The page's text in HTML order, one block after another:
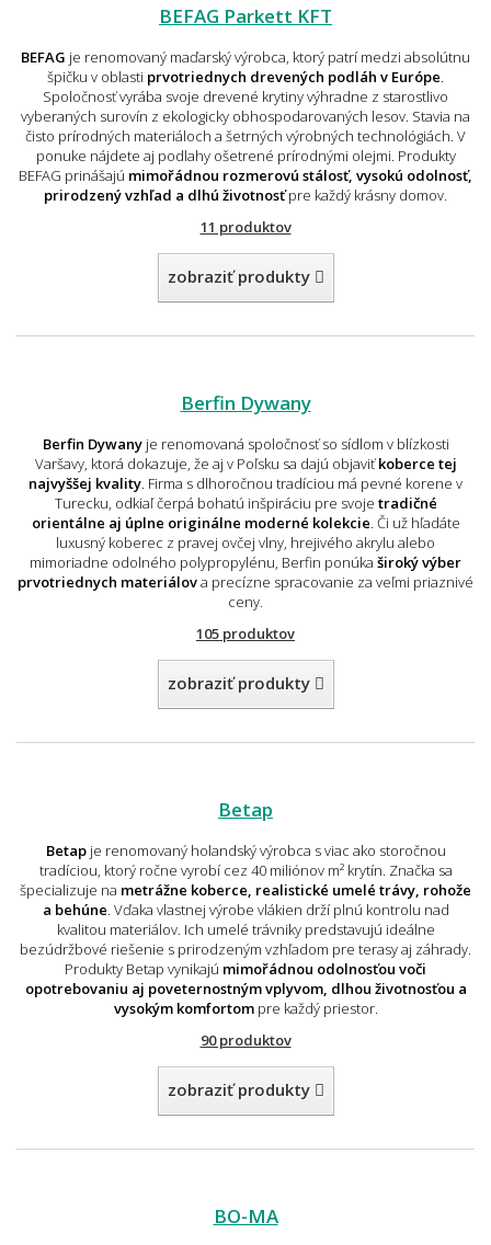
BEFAG Parkett KFT
BEFAG je renomovaný maďarský výrobca, ktorý patrí medzi absolútnu
špičku v oblasti prvotriednych drevených podláh v Európe
Spoločnosť vyrába svoje drevené krytiny výhradne z starostlivo
vyberaných surovín z ekologicky obhospodarovaných lesov. Stavia na
čisto prírodných materiáloch a šetrných výrobných technológiách. V
ponuke nájdete aj podlahy ošetrené prírodnými olejmi. Produkty
BEFAG prinášajú mimořádnou rozmerovú stálosť, vysokú odolnosť,
prirodzený vzhľad a dlhú životnosťpre každý krásny domov.
11 produktov
zobraziť produkty
Berfin Dywany
Berfin Dywanyje renomovaná spoločnosť so sídlom v blízkosti
Varšavy, ktorá dokazuje, že aj v Poľsku sa dajú objaviťkoberce tej
najvyššej kvality . Firma s dlhoročnou tradíciou má pevné korene v
Turecku, odkiaľ čerpá bohatú inšpiráciu pre svoje tradičné
orientálne aj úplne originálne moderné kolekcie . Či už hľadáte
luxusný koberec z pravej ovčej vlny, hrejivého akrylu alebo
mimoriadne odolného polypropylénu, Berfin ponúka široký výber
prvotriednych materiálova precízne spracovanie za veľmi priaznivé
ceny.
105 produktov
zobraziť produkty
Betap
Betapje renomovaný holandský výrobca s viac ako storočnou
tradíciou, ktorý ročne vyrobí cez 40 miliónov m² krytín. Značka sa
špecializuje na metrážne koberce, realistické umelé trávy, rohože
a behúne . Vďaka vlastnej výrobe vlákien drží plnú kontrolu nad
kvalitou materiálov. Ich umelé trávniky predstavujú ideálne
bezúdržbové riešenie s prirodzeným vzhľadom pre terasy aj záhrady.
Produkty Betap vynikajú mimořádnou odolnosťou voči
opotrebovaniu aj poveternostným vplyvom, dlhou životnosťou a
vysokým komfortompre každý priestor.
90 produktov
zobraziť produkty
BO-MA